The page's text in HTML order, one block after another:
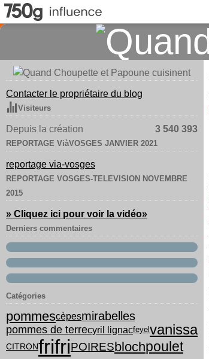
Contacter le propriétaire du blog
Visiteurs
Depuis la création 3 540 393
REPORTAGE ViàVOSGES JANVIER 2021
reportage via-vosges
REPORTAGE VOSGES-TELEVISION NOVEMBRE
2015
» Cliquez ici pour voir la vidéo»
Derniers commentaires
Catégories
pommescèpesmirabelles
pommes de terrecyril lignacfeyel vanissa
CITRONfrifriPOIRESblochpoulet